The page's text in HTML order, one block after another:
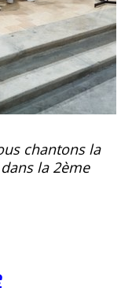
chantons la
la 2ème